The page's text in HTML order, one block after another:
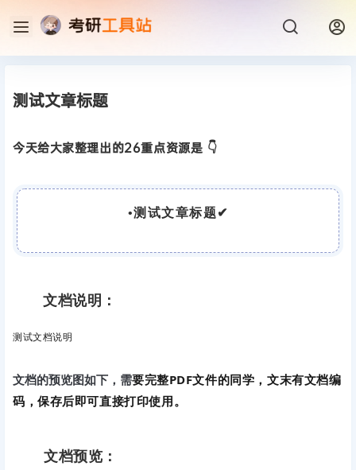
测试文章标题
今天给大家整理出的26重点资源是 👇
•测试文章标题✔
文档说明：
测试文档说明
文档的预览图如下，需要完整PDF文件的同学，文末有文档编
码，保存后即可直接打印使用。
文档预览：